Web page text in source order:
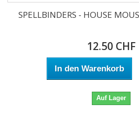
SPELLBINDERS - HOUSE
12.50 CHF
In den Warenkorb
Auf Lager